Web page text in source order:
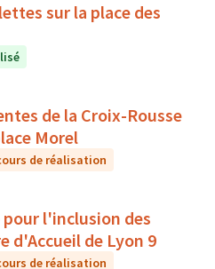
sur la place des
de la Croix-Rousse
Morel
de réalisation
l'inclusion des
d'Accueil de Lyon 9
de réalisation